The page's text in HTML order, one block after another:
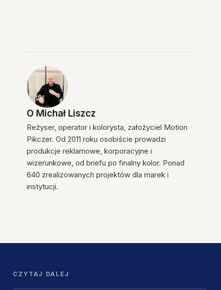
O Michał Liszcz
Reżyser, operator i kolorysta, założyciel Motion
Pikczer. Od 2011 roku osobiście prowadzi
produkcje reklamowe, korporacyjne i
wizerunkowe, od briefu po finalny kolor. Ponad
640 zrealizowanych projektów dla marek i
instytucji.
CZYTAJ DALEJ